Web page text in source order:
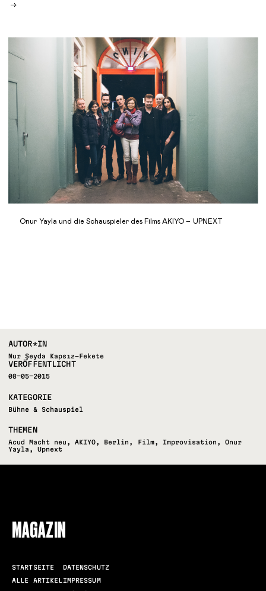
Onur Yayla und die Schauspieler des Films AKIYO – UPNEXT
AUTOR*IN
Nur Şeyda Kapsız-Fekete
VERÖFFENTLICHT
08-05-2015
KATEGORIE
Bühne & Schauspiel
THEMEN
Acud Macht neu ,AKIYO, Berlin , Film, Improvisation , Onur
Yayla ,Upnext
MAGAZIN
STARTSEITE
ALLE ARTIKEL
DATENSCHUTZ
IMPRESSUM